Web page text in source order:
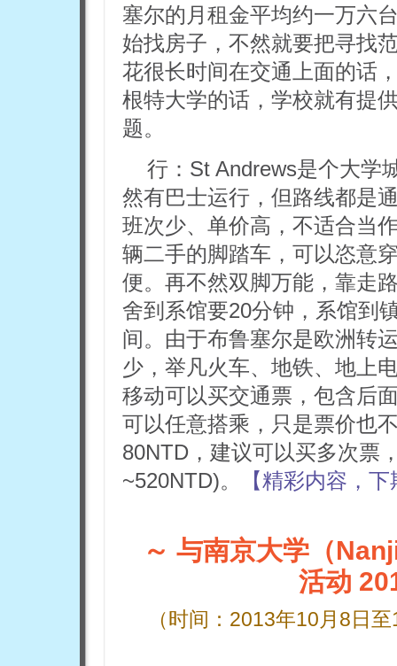
塞尔的月租金平均约一万六
始找房子，不然就要把寻找
花很长时间在交通上面的话
根特大学的话，学校就有提
题。
行：St Andrews是个大学
然有巴士运行，但路线都是
班次少、单价高，不适合当
辆二手的脚踏车，可以恣意
便。再不然双脚万能，靠走
舍到系馆要20分钟，系馆到
间。由于布鲁塞尔是欧洲转
少，举凡火车、地铁、地上
移动可以买交通票，包含后
可以任意搭乘，只是票价也
80NTD，建议可以买多次票
~520NTD)。
【精彩内容，
～ 与南京大学（
活动
（时间：2013年10月8日